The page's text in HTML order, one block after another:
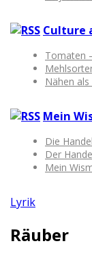
Culture
Tomaten
Nähen
Mein
Die
Der
Mein
Lyrik
Räuber